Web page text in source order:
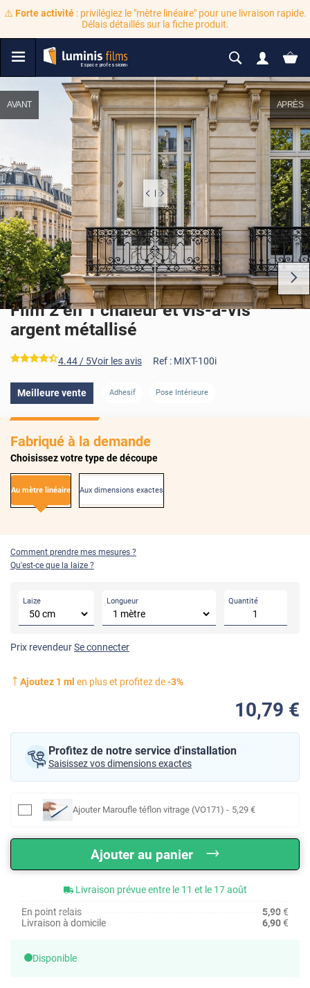
⚠️ Forte activité: privilégiez le "mètre linéaire" pour une livraison rapide.
Délais détaillés sur la fiche produit.
AVANT APRÈS
Film 2 en 1 chaleur et vis-à-vis
argent métallisé
*****
4.44 / 5Voir les avis Ref : MIXT-100i
Meilleure vente Adhesif Pose Intérieure
Fabriqué à la demande
Choisissez votre type de découpe
Au mètre linéaire Aux dimensions exactes
Comment prendre mes mesures ?
Qu'est-ce que la laize ?
Laize Longueur Quantité
Prix revendeurSe connecter
Ajoutez 1 ml en plus et profitez de-3%
10,79 €
Profitez de notre service d'installation
Saisissez vos dimensions exactes
Ajouter Maroufle téflon vitrage (VO171) - 5,29 €
Ajouter au panier
Livraison prévue entre le 11 et le 17 août
En point relais
5,90€
Livraison à domicile
6,90€
Disponible